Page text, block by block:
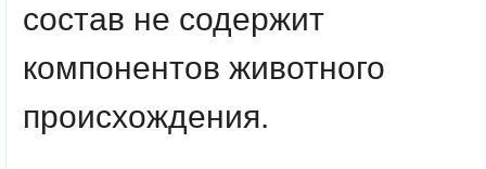
состав не содержит
компонентов животного
происхождения.